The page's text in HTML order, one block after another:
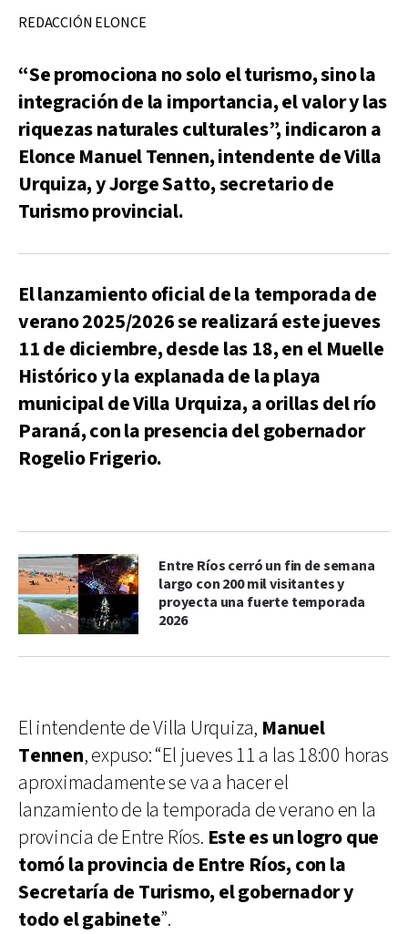
REDACCIÓN ELONCE
“Se promociona no solo el turismo, sino la
integración de la importancia, el valor y las
riquezas naturales culturales”, indicaron a
Elonce Manuel Tennen, intendente de Villa
Urquiza, y Jorge Satto, secretario de
Turismo provincial.
El lanzamiento oficial de la temporada de
verano 2025/2026 se realizará este jueves
11 de diciembre, desde las 18, en el Muelle
Histórico y la explanada de la playa
municipal de Villa Urquiza, a orillas del río
Paraná, con la presencia del gobernador
Rogelio Frigerio.
Entre Ríos cerró un fin de semana
largo con 200 mil visitantes y
proyecta una fuerte temporada
2026
El intendente de Villa Urquiza, Manuel
Tennen, expuso: “El jueves 11 a las 18:00 horas
aproximadamente se va a hacer el
lanzamiento de la temporada de verano en la
provincia de Entre Ríos. Este es un logro que
tomó la provincia de Entre Ríos, con la
Secretaría de Turismo, el gobernador y
todo el gabinete”.